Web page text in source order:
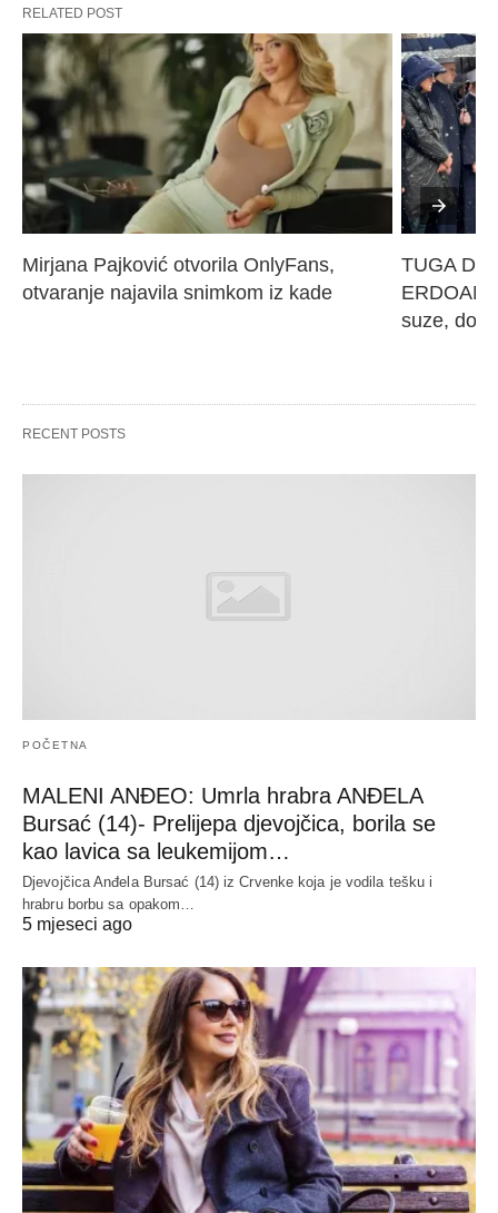
RELATED POST
Mirjana Pajković otvorila OnlyFans,
otvaranje najavila snimkom iz kade
TUGA DO
suze,
RECENT POSTS
POČETNA
MALENI ANĐEO: Umrla hrabra ANĐELA
Bursać (14)- Prelijepa djevojčica, borila se
kao lavica sa leukemijom…
Djevojčica Anđela Bursać (14) iz Crvenke koja je vodila tešku i
hrabru borbu sa opakom…
5 mjeseci ago